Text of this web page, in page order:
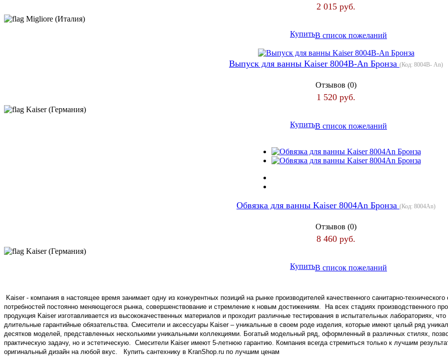
2 015 руб.
Migliore (Италия)
КупитьВ список пожеланий
Выпуск для ванны Kaiser 8004В-An Бронза (Код: 8004В- An)
Отзывов (0)
1 520 руб.
Kaiser (Германия)
КупитьВ список пожеланий
Обвязка для ванны Kaiser 8004An Бронза (Код: 8004An)
Отзывов (0)
8 460 руб.
Kaiser (Германия)
КупитьВ список пожеланий
Kaiser - компания в настоящее время занимает одну из конкурентных позиций на рынке производителей качественного санитарно-
потребностей постоянно меняющегося рынка, совершенствование и стремление к новым достижениям. На всех стадиях производственного
продукция Kaiser изготавливается из высококачественных материалов и проходит различные тестирования в испытательных лабораториях,
длительные гарантийные обязательства. Смесители и аксессуары Kaiser – уникальные в своем роде изделия, которые имеют целый ряд
десятков моделей, представленных несколькими уникальными коллекциями. Богатый модельный ряд, оформленный в различных стилях,
практическую задачу, но и эстетическую. Смесители Kaiser имеют 5-летнюю гарантию. Компания всегда стремиться только к лучшим
оригинальный дизайн на любой вкус. Купить сантехнику в KranShop.ru по лучшим ценам